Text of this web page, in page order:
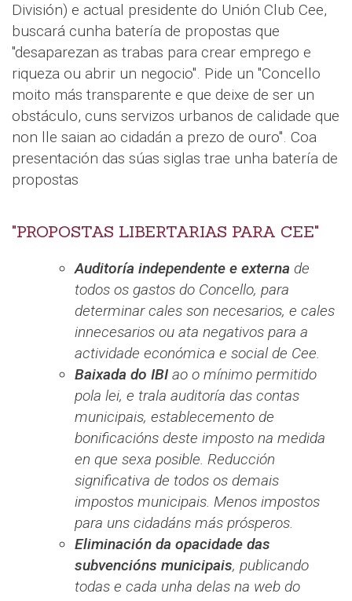
División) e actual presidente do Unión Club Cee,
buscará cunha batería de propostas que
"desaparezan as trabas para crear emprego e
riqueza ou abrir un negocio". Pide un "Concello
moito más transparente e que deixe de ser un
obstáculo, cuns servizos urbanos de calidade que
non lle saian ao cidadán a prezo de ouro". Coa
presentación das súas siglas trae unha batería de
propostas
"PROPOSTAS LIBERTARIAS PARA CEE"
Auditoría independente e externa de
todos os gastos do Concello, para
determinar cales son necesarios, e cales
innecesarios ou ata negativos para a
actividade económica e social de Cee.
Baixada do IBI ao o mínimo permitido
pola lei, e trala auditoría das contas
municipais, establecemento de
bonificacións deste imposto na medida
en que sexa posible. Reducción
significativa de todos os demais
impostos municipais. Menos impostos
para uns cidadáns más prósperos.
Eliminación da opacidade das
subvencións municipais, publicando
todas e cada unha delas na web do